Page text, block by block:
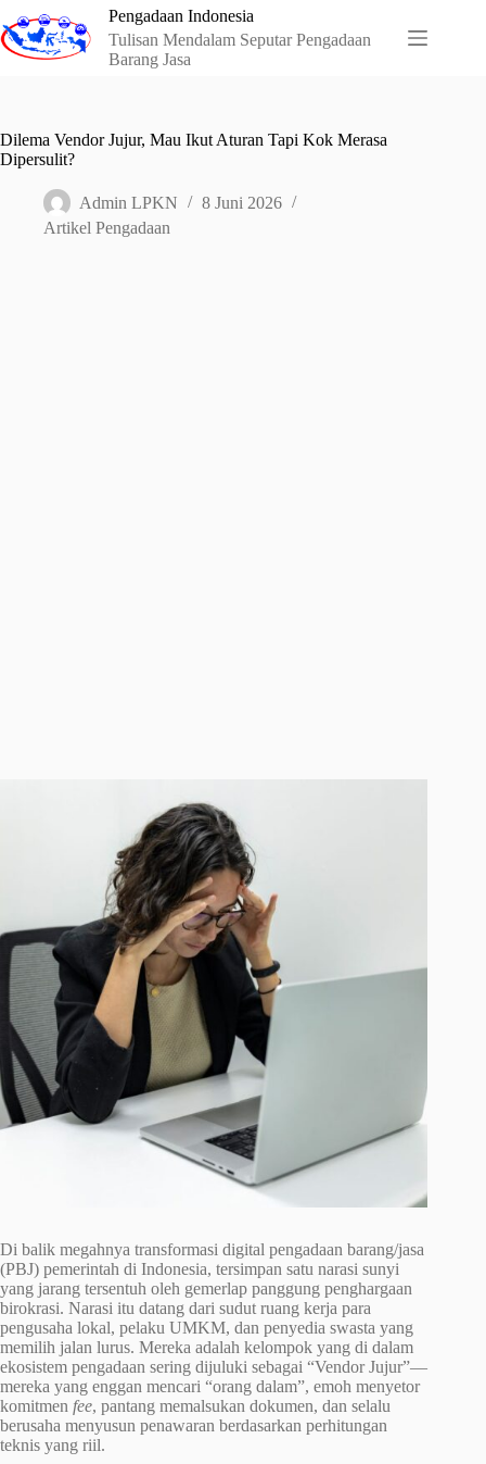
to
content
Pengadaan Indonesia
Tulisan Mendalam Seputar Pengadaan
Barang Jasa
Dilema Vendor Jujur, Mau Ikut Aturan Tapi Kok Merasa
Dipersulit?
Admin LPKN
8 Juni 2026
Artikel Pengadaan
Di balik megahnya transformasi digital pengadaan barang/jasa
(PBJ) pemerintah di Indonesia, tersimpan satu narasi sunyi
yang jarang tersentuh oleh gemerlap panggung penghargaan
birokrasi. Narasi itu datang dari sudut ruang kerja para
pengusaha lokal, pelaku UMKM, dan penyedia swasta yang
memilih jalan lurus. Mereka adalah kelompok yang di dalam
ekosistem pengadaan sering dijuluki sebagai “Vendor Jujur”—
mereka yang enggan mencari “orang dalam”, emoh menyetor
komitmen fee, pantang memalsukan dokumen, dan selalu
berusaha menyusun penawaran berdasarkan perhitungan
teknis yang riil.